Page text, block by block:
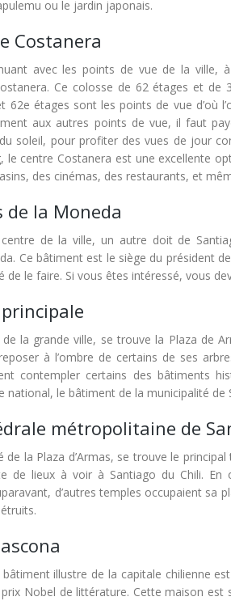
ou le jardin japonais.
Costanera
avec les points de vue de la ville,
Ce colosse de 62 étages et
62e étages sont les points de vue d’où
aux autres points de vue, il faut
soleil, pour profiter des vues de jour
le centre Costanera est une excellente
des cinémas, des restaurants, et
de la Moneda
de la ville, un autre doit de
Ce bâtiment est le siège du président
de le faire. Si vous êtes intéressé, vous
principale
la grande ville, se trouve la Plaza de
à l’ombre de certains de ses
contempler certains des bâtiments
national, le bâtiment de la municipalité
métropolitaine de
de la Plaza d’Armas, se trouve le
de lieux à voir à Santiago du Chili. En
d’autres temples occupaient sa
illustre de la capitale chilienne
Nobel de littérature. Cette maison est